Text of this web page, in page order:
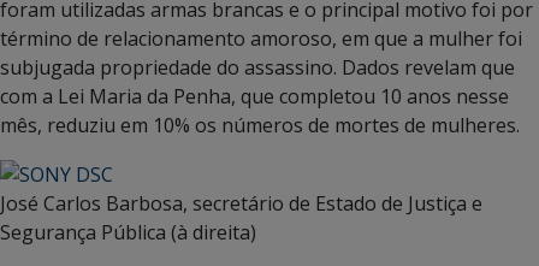
foram utilizadas armas brancas e o principal motivo foi por
término de relacionamento amoroso, em que a mulher foi
subjugada propriedade do assassino. Dados revelam que
com a Lei Maria da Penha, que completou 10 anos nesse
mês, reduziu em 10% os números de mortes de mulheres.
José Carlos Barbosa, secretário de Estado de Justiça e
Segurança Pública (à direita)